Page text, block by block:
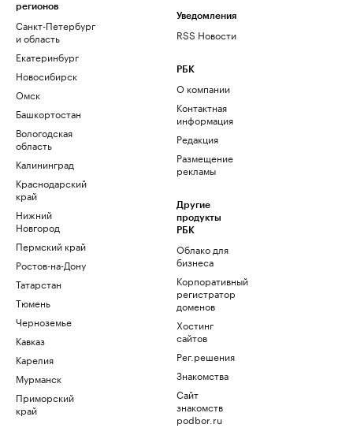
регионов
Санкт-Петербург
и область
Екатеринбург
Новосибирск
Омск
Башкортостан
Вологодская
область
Калининград
Краснодарский
край
Нижний
Новгород
Пермский край
Ростов-на-Дону
Татарстан
Тюмень
Черноземье
Кавказ
Карелия
Мурманск
Приморский
край
Уведомления
RSS Новости
РБК
О компании
Контактная
информация
Редакция
Размещение
рекламы
Другие
продукты
РБК
Облако для
бизнеса
Корпоративный
регистратор
доменов
Хостинг
сайтов
Рег.решения
Знакомства
Сайт
знакомств
podbor.ru